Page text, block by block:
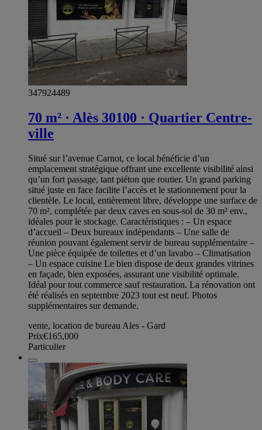
347924489
70 m² · Alès 30100 · Quartier Centre-
ville
Situé sur l’avenue Carnot, ce local bénéficie d’un
emplacement stratégique offrant une excellente visibilité ainsi
qu’un fort passage, tant piéton que routier. Un grand parking
situé juste en face facilite l’accès et le stationnement pour la
clientèle. Le local, entièrement libre, développe une surface de
70 m², complétée par deux caves en sous-sol de 30 m² env.,
idéales pour le stockage. Caractéristiques : – Un espace
d’accueil – Deux bureaux indépendants – Une salle de
réunion pouvant également servir de bureau supplémentaire –
Une pièce équipée de toilettes et d’un lavabo – Climatisation
– Un espace cuisine Le bien dispose de deux grandes vitrines
en façade, bien exposées, assurant une visibilité optimale.
Idéal pour tout commerce sauf restauration. La rénovation ont
été réalisés en septembre 2023 tout est neuf. Photos
supplémentaires sur demande.
vente, location de bureau Ales - Gard
Prix€165,000
Particulier